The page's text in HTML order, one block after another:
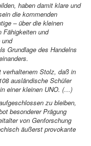
haben damit klare und
die kommenden
– über die kleinen
Fähigkeiten und
und
Grundlage des Handelns
verhaltenem Stolz, daß in
ausländische Schüler
einer kleinen UNO. (…)
zu bleiben,
besonderer Prägung
von Genforschung
äußerst provokante